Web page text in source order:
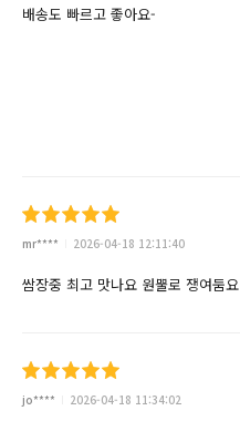
배송도 빠르고 좋아요-
mr**** 2026-04-18 12:11:40
쌈장중 최고 맛나요 원뿔로 쟁여둠요
jo**** 2026-04-18 11:34:02